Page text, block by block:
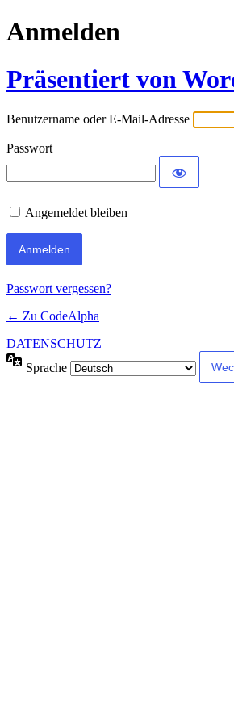
Anmelden
Präsentiert von
Benutzername oder E-Mail-Adresse
Passwort
Angemeldet bleiben
Passwort vergessen?
← Zu CodeAlpha
DATENSCHUTZ
Sprache